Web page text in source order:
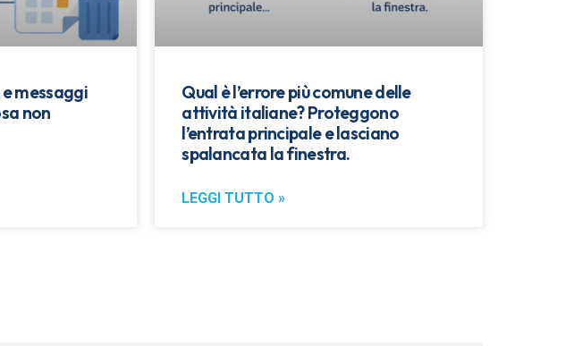
messaggi
non
Qual è l’errore più comune delle
attività italiane? Proteggono
l’entrata principale e lasciano
spalancata la finestra.
LEGGI TUTTO »